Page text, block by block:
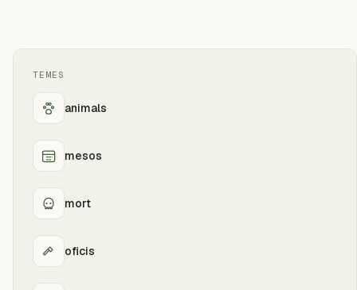
TEMES
animals
mesos
mort
oficis